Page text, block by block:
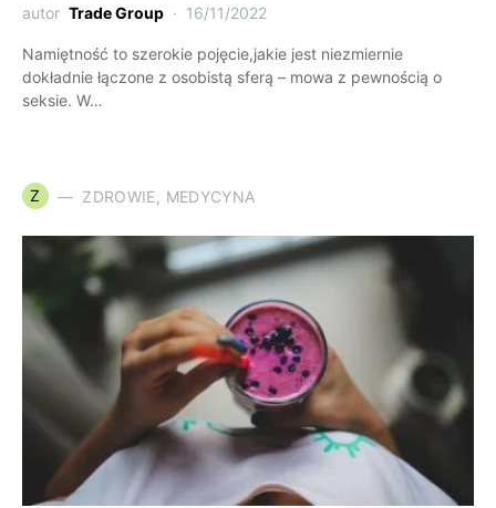
autor Trade Group 16/11/2022
Namiętność to szerokie pojęcie,jakie jest niezmiernie
dokładnie łączone z osobistą sferą – mowa z pewnością o
seksie. W…
Z ZDROWIE, MEDYCYNA